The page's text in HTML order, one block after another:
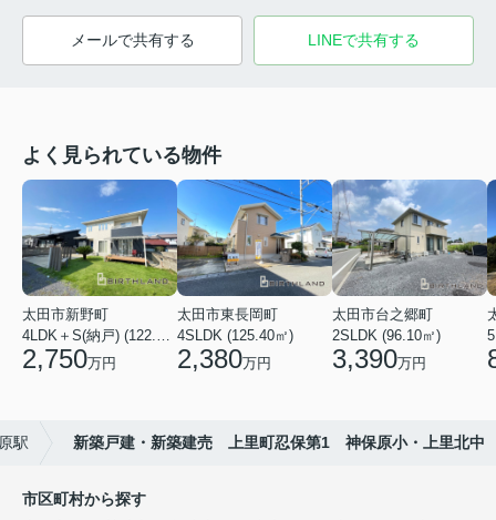
メールで共有する LINEで共有する
よく見られている物件
太田市新野町
4LDK＋S(納戸) (122.55㎡)
2,750万円
太田市東長岡町
4SLDK (125.40㎡)
2,380万円
太田市台之郷町
2SLDK (96.10㎡)
3,390万円
駅 新築戸建・新築建売 上里町忍保第1 神保原小・上里北中
市区町村から探す